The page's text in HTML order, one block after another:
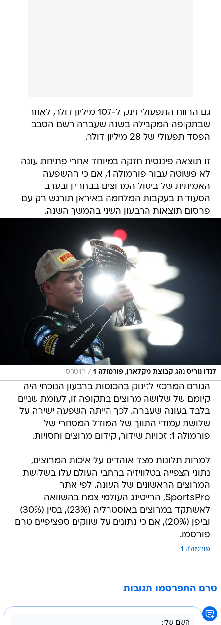
גם הרווח התפעולי זינק ל-107 מיליון דולר, לאחר
שבתקופה המקבילה בשנה שעברה רשם הסבב
הפסד תפעולי של 28 מיליון דולר.
זו תוצאה פיננסית חזקה במיוחד אחרי פתיחת עונה
לא פשוטה עבור פורמולה 1, אם כי ההשפעה
האמיתית של ביטול המרוצים בבחריין ובערב
הסעודית בעקבות המלחמה באיראן תורגש רק עם
פרסום תוצאות הרבעון השני בהמשך השנה.
לנדו נוריס נהג קבוצת מקלארן, פורמולה 1 / רויטרס
הגורם המרכזי לזינוק בהכנסות ברבעון הנוכחי היה
קיומם של שלושה מרוצים בתקופה זו, לעומת שניים
בלבד בעונה שעברה. לכך הייתה השפעה ישירה על
שלושת עמודי התווך של המודל המסחרי של
פורמולה 1: זכויות שידור, קידום מרוצים וחסויות.
למרות תלונות מצד אוהדים על איכות המרוצים,
נתוני הצפייה בטלוויזיה ברחבי העולם עלו בשלושת
המרוצים הראשונים של העונה. לפי אתר
SportsPro, הרייטינג העולמי צמח בהשוואה
לאשתקד במרוצים באוסטרליה (23%), בסין (30%)
וביפן (20%), אם כי נתונים על שווקים ספציפיים טרם
פורסמו.
פורמולה 1
טרם התפרסמו תגובות